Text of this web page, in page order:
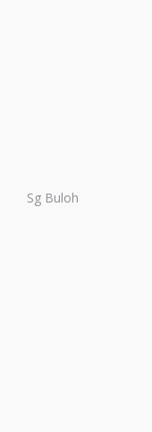
Sg Buloh